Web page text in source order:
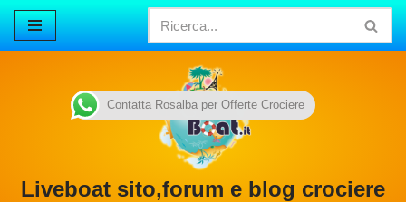
Vai
Liveboat sito,forum e blog crociere
Contatta Rosalba per Offerte Crociere